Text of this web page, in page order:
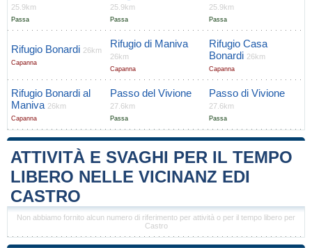
25.9km
Passa
25.9km
Passa
25.9km
Passa
Rifugio Bonardi 26km
Capanna
Rifugio di Maniva
26km
Capanna
Rifugio Casa
Bonardi 26km
Capanna
Rifugio Bonardi al
Maniva 26km
Capanna
Passo del Vivione
27.6km
Passa
Passo di Vivione
27.6km
Passa
ATTIVITÀ E SVAGHI PER IL TEMPO
LIBERO NELLE VICINANZ EDI
CASTRO
Non abbiamo fornito alcun numero di riferimento per attività o per il tempo libero per
Castro